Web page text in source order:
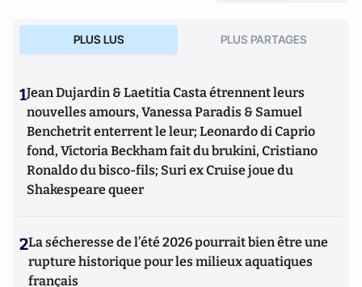
PLUS LUS PLUS PARTAGES
1Jean Dujardin & Laetitia Casta étrennent leurs
nouvelles amours, Vanessa Paradis & Samuel
Benchetrit enterrent le leur; Leonardo di Caprio
fond, Victoria Beckham fait du brukini, Cristiano
Ronaldo du bisco-fils; Suri ex Cruise joue du
Shakespeare queer
2La sécheresse de l’été 2026 pourrait bien être une
rupture historique pour les milieux aquatiques
français